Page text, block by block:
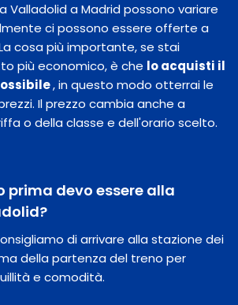
Valladolid a Madrid possono variare
ci possono essere offerte a
cosa più importante, se stai
più economico, è che lo acquisti il
, in questo modo otterrai le
Il prezzo cambia anche a
o della classe e dell'orario scelto.
prima devo essere alla
di arrivare alla stazione dei
della partenza del treno per
e comodità.